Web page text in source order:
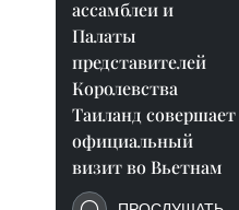
ассамблеи и
Палаты
представителей
Королевства
Таиланд совершает
официальный
визит во Вьетнам